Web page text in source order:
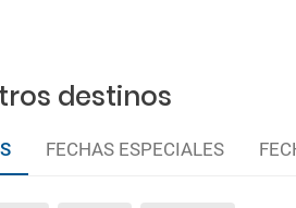
destinos
FECHAS ESPECIALES